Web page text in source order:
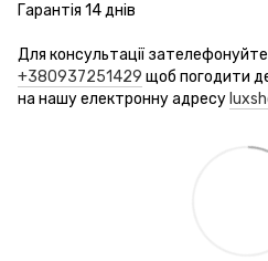
Гарантія 14 днів
Для консультації
+380937251429 щоб погодити
на нашу електронну адресу